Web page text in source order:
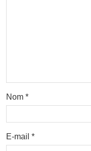
Nom *
E-mail *